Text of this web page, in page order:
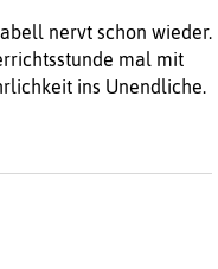
nervt schon wieder.
mal mit
ins Unendliche.